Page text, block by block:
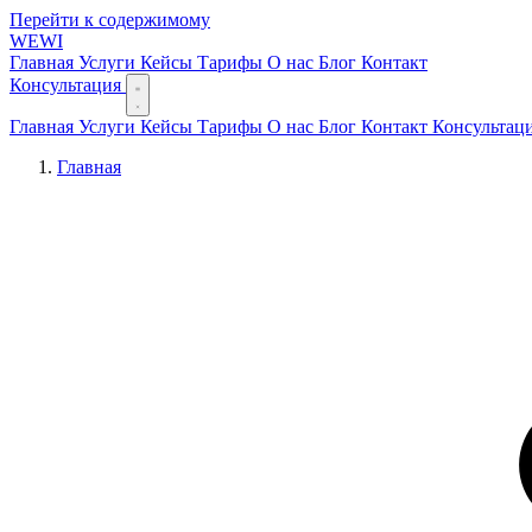
Перейти к содержимому
WEWI
Главная Услуги Кейсы Тарифы О нас Блог Контакт
Консультация
Главная Услуги Кейсы Тарифы О нас Блог Контакт
Главная